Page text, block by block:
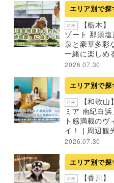
エリア別で探
PR
【栃木】
ゾート 那須
泉と豪華多彩
一緒に楽しめ
2026.07.30
エリア別で探
PR
【和歌山
ミア 南紀白
ト感満載のヴ
イ！ | 周辺観
2026.07.30
エリア別で探
PR
【香川】